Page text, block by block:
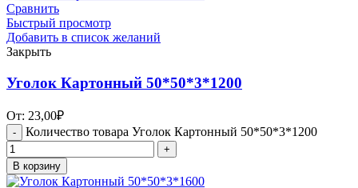
Сравнить
Быстрый просмотр
Добавить в список желаний
Закрыть
Уголок Картонный 50*50*3*1200
От: 23,00₽
Количество товара Уголок Картонный 50*50*3*1200
В корзину